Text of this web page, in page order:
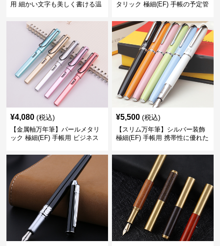
用 細かい文字も美しく書ける温
タリック 極細(EF) 手帳の予定管
デザイン
¥4,080 (税込)
【金属軸万年筆】パールメタリ
ック 極細(EF) 手帳用 ビジネス
る
¥5,500 (税込)
【スリム万年筆】シルバー装飾
極細(EF) 手帳用 携帯性に優れた
ートに筆記